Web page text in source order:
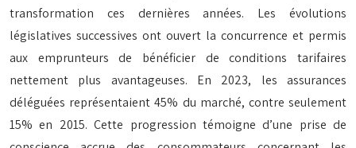
transformation ces dernières années. Les évolutions
législatives successives ont ouvert la concurrence et permis
aux emprunteurs de bénéficier de conditions tarifaires
nettement plus avantageuses. En 2023, les assurances
déléguées représentaient 45% du marché, contre seulement
15% en 2015. Cette progression témoigne d’une prise de